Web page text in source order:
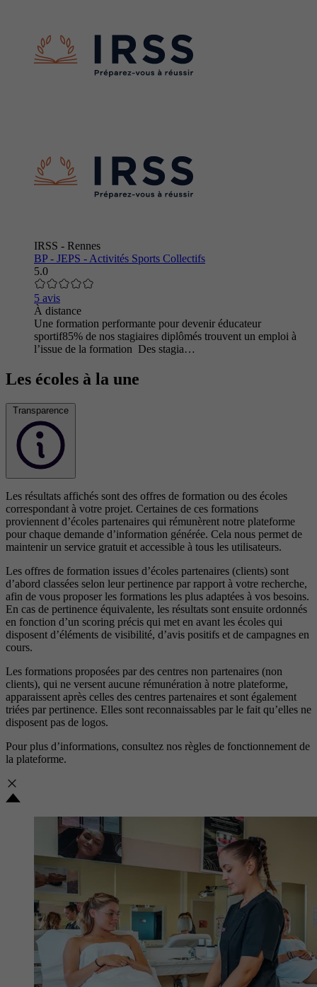
IRSS - Rennes
BP - JEPS - Activités Sports Collectifs
5.0
5 avis
À distance
Une formation performante pour devenir éducateur
sportif85% de nos stagiaires diplômés trouvent un emploi à
l’issue de la formation Des stagia…
Les écoles à la une
Transparence
Les résultats affichés sont des offres de formation ou des écoles
correspondant à votre projet. Certaines de ces formations
proviennent d’écoles partenaires qui rémunèrent notre plateforme
pour chaque demande d’information générée. Cela nous permet de
maintenir un service gratuit et accessible à tous les utilisateurs.
Les offres de formation issues d’écoles partenaires (clients) sont
d’abord classées selon leur pertinence par rapport à votre recherche,
afin de vous proposer les formations les plus adaptées à vos besoins.
En cas de pertinence équivalente, les résultats sont ensuite ordonnés
en fonction d’un scoring précis qui met en avant les écoles qui
disposent d’éléments de visibilité, d’avis positifs et de campagnes en
cours.
Les formations proposées par des centres non partenaires (non
clients), qui ne versent aucune rémunération à notre plateforme,
apparaissent après celles des centres partenaires et sont également
triées par pertinence. Elles sont reconnaissables par le fait qu’elles ne
disposent pas de logos.
Pour plus d’informations, consultez nos règles de fonctionnement de
la plateforme.